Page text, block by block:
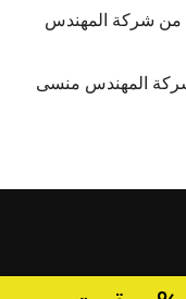
معرفة أسعار مكن التغليف موديل 913 من شركة المهندس